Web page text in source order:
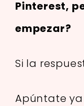
Pinterest,
empezar?
Si la
Apúntate